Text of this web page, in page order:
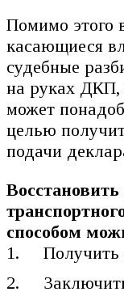
Помимо этого
касающиеся
судебные
на руках ДКП,
может
целью
подачи
способом